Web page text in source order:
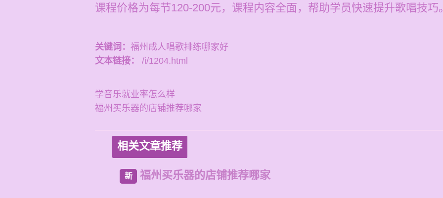
课程价格为每节120-200元，课程内容全面，帮助学员快速提升歌唱技巧
关键词： 福州成人唱歌排练哪家好
文本链接：
/i/1204.html
学音乐就业率怎么样
福州买乐器的店铺推荐哪家
相关文章推荐
新 福州买乐器的店铺推荐哪家